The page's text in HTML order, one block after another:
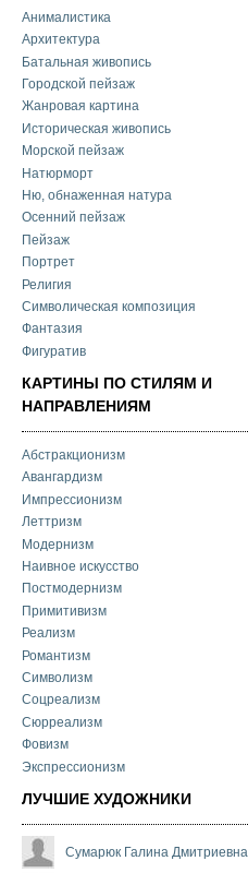
Анималистика
Архитектура
Батальная живопись
Городской пейзаж
Жанровая картина
Историческая живопись
Морской пейзаж
Натюрморт
Ню, обнаженная натура
Осенний пейзаж
Пейзаж
Портрет
Религия
Символическая композиция
Фантазия
Фигуратив
КАРТИНЫ ПО СТИЛЯМ И
НАПРАВЛЕНИЯМ
Абстракционизм
Авангардизм
Импрессионизм
Леттризм
Модернизм
Наивное искусство
Постмодернизм
Примитивизм
Реализм
Романтизм
Символизм
Соцреализм
Сюрреализм
Фовизм
Экспрессионизм
ЛУЧШИЕ ХУДОЖНИКИ
Сумарюк Галина Дмитриевна